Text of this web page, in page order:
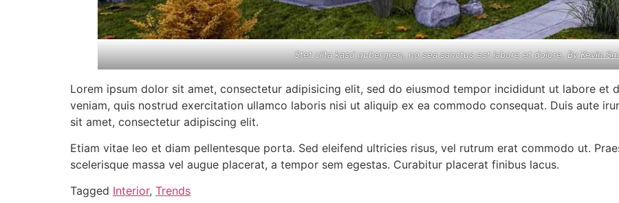
Stet clita kasd gubergren, no sea sanctus est labore et dolore. ByKevin
Lorem ipsum dolor sit amet, consectetur adipisicing elit, sed do eiusmod tempor incididunt ut labore et
veniam, quis nostrud exercitation ullamco laboris nisi ut aliquip ex ea commodo consequat. Duis aute
sit amet, consectetur adipiscing elit.
Etiam vitae leo et diam pellentesque porta. Sed eleifend ultricies risus, vel rutrum erat commodo ut.
scelerisque massa vel augue placerat, a tempor sem egestas. Curabitur placerat finibus lacus.
Tagged Interior, Trends